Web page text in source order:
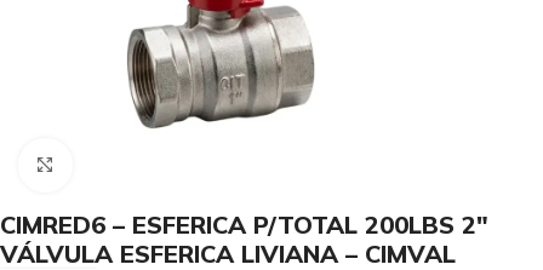
CIMRED6 – ESFERICA P/TOTAL 200LBS 2″
VÁLVULA ESFERICA LIVIANA – CIMVAL